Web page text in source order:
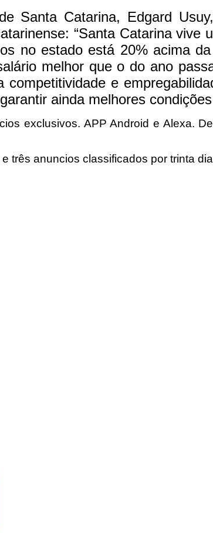
Santa Catarina, Edgard
“Santa Catarina
no estado está 20% acima
melhor que o do ano
e
ainda melhores
exclusivos. APP Android e Alexa.
três anuncios classificados por trinta